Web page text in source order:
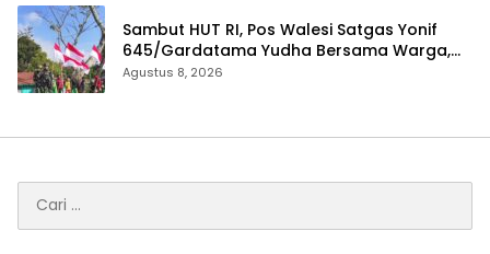
Sambut HUT RI, Pos Walesi Satgas Yonif
645/Gardatama Yudha Bersama Warga,
Kibarkan Merah Putih di Bukit Walesi
Agustus 8, 2026
untuk: